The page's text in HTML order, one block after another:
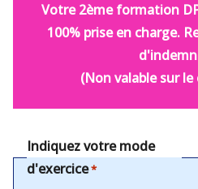
Votre 2ème formation
100% prise en charge.
(Non valable sur le
Indiquez votre mode
d'exercice*